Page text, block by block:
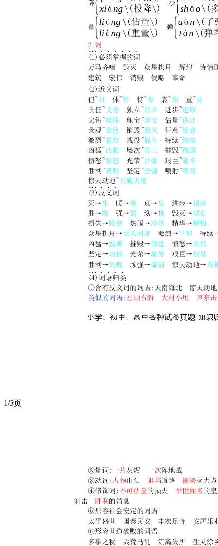
1/3页